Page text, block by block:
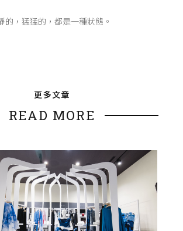
的，猛猛的，都是一種狀態。
更多文章
READ MORE